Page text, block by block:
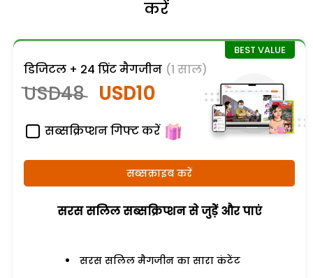
करें
डिजिटल + 24 प्रिंट मैगजीन (1 साल)
USD48 USD10
सब्सक्रिप्शन गिफ्ट करें
सब्सक्राइब करें
सरस सलिल सब्सक्रिप्शन से जुड़ेें और पाएं
सरस सलिल मैगजीन का सारा कंटेंट